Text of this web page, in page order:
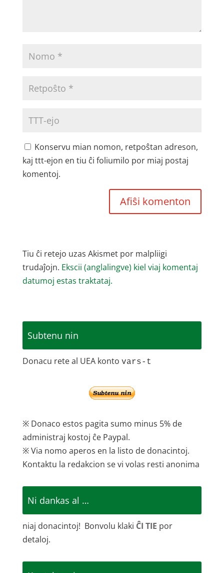
Konservu mian nomon, retpoŝtan adreson,
kaj ttt-ejon en tiu ĉi foliumilo por miaj postaj
komentoj.
Tiu ĉi retejo uzas Akismet por malpliigi
trudaĵojn. Ekscii (anglalingve) kiel viaj komentaj
datumoj estas traktataj.
Subtenu nin
Donacu rete al UEA konto vars-t
※ Donaco estos pagita sumo minus 5% de
administraj kostoj ĉe Paypal.
※ Via nomo aperos en la listo de donacintoj.
Kontaktu la redakcion se vi volas resti anonima
Ni dankas al …
niaj donacintoj! Bonvolu klaki ĈI TIE por
detaloj.